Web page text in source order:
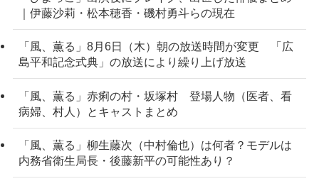
｜伊藤沙莉・松本穂香・磯村勇斗らの現在
「風、薫る」8月6日（木）朝の放送時間が変更 「広
島平和記念式典」の放送により繰り上げ放送
「風、薫る」赤痢の村・坂塚村 登場人物（医者、看
病婦、村人）とキャストまとめ
「風、薫る」柳生藤次（中村倫也）は何者？モデルは
内務省衛生局長・後藤新平の可能性あり？